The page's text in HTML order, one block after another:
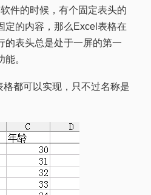
件的时候，有个固定表头的
定的内容，那么Excel表格在
的表头总是处于一屏的第一
。
都可以实现，只不过名称是